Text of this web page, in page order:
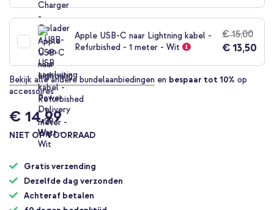
Apple USB-C naar Lightning kabel -
Refurbished - 1 meter - Wit
€ 15,00
€ 13,50
Bekijk alle andere bundelaanbiedingen en bespaar tot 10% op
accessoires
€ 14,99
NIET OP VOORRAAD
Gratis verzending
Dezelfde dag verzonden
Achteraf betalen